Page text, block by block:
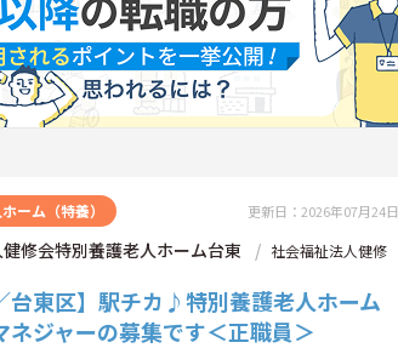
ーム（特養） 更新日：2026年07月24日
修会特別養護老人ホーム台東
社会福祉法人健修
台東区】駅チカ♪特別養護老人ホーム
ネジャーの募集です＜正職員＞